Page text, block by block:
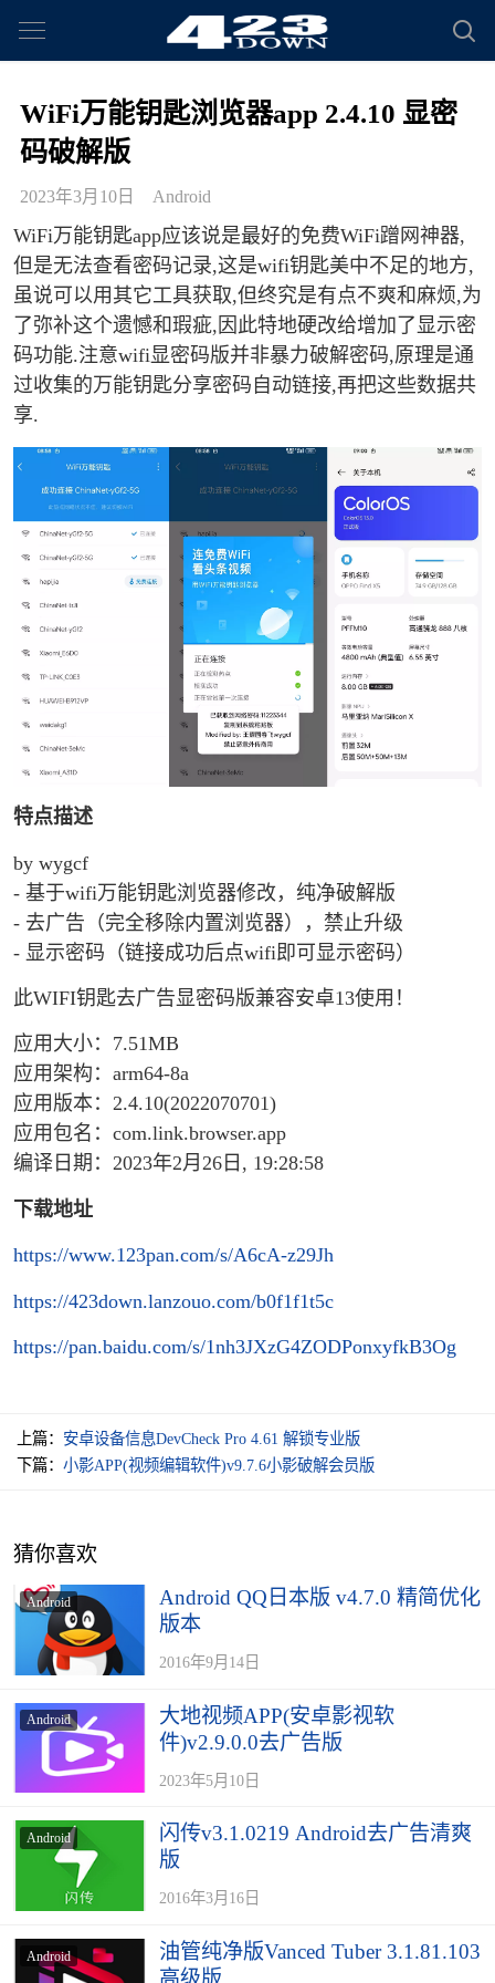
WiFi万能钥匙浏览器app 2.4.10 显密
码破解版
2023年3月10日 Android
WiFi万能钥匙app应该说是最好的免费WiFi蹭网神器,
但是无法查看密码记录,这是wifi钥匙美中不足的地方,
虽说可以用其它工具获取,但终究是有点不爽和麻烦,为
了弥补这个遗憾和瑕疵,因此特地硬改给增加了显示密
码功能.注意wifi显密码版并非暴力破解密码,原理是通
过收集的万能钥匙分享密码自动链接,再把这些数据共
享.
特点描述
by wygcf
- 基于wifi万能钥匙浏览器修改，纯净破解版
- 去广告（完全移除内置浏览器），禁止升级
- 显示密码（链接成功后点wifi即可显示密码）
此WIFI钥匙去广告显密码版兼容安卓13使用！
应用大小：7.51MB
应用架构：arm64-8a
应用版本：2.4.10(2022070701)
应用包名：com.link.browser.app
编译日期：2023年2月26日, 19:28:58
下载地址
https://www.123pan.com/s/A6cA-z29Jh
https://423down.lanzouo.com/b0f1f1t5c
https://pan.baidu.com/s/1nh3JXzG4ZODPonxyfkB3Og
上篇： 安卓设备信息DevCheck Pro 4.61 解锁专业版
下篇： 小影APP(视频编辑软件)v9.7.6小影破解会员版
猜你喜欢
Android
Android QQ日本版 v4.7.0 精简优化
版本
2016年9月14日
Android
大地视频APP(安卓影视软
件)v2.9.0.0去广告版
2023年5月10日
Android
闪传v3.1.0219 Android去广告清爽
版
2016年3月16日
Android
油管纯净版Vanced Tuber 3.1.81.103
高级版